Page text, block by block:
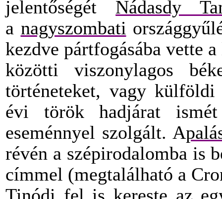
jelentőségét Nádasdy
a nagyszombati
kezdve pártfogásába vette
közötti viszonylagos
történeteket, vagy
évi török hadjárat ismét
eseménnyel szolgált. A
révén a szépirodalomba is
címmel (megtalálható a